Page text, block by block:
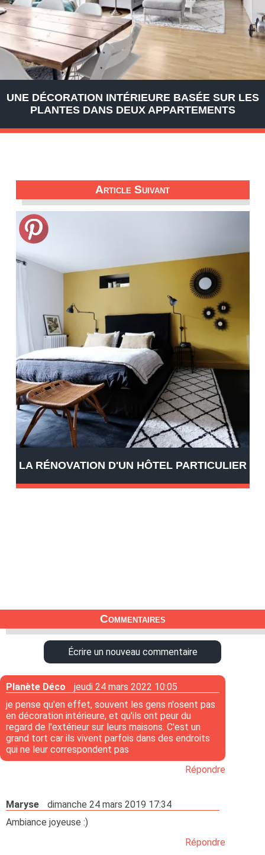
UNE DÉCORATION INTÉRIEURE BASÉE SUR LES
PLANTES DANS DEUX APPARTEMENTS
Article Suivant
LA RÉNOVATION D'UN HÔTEL PARTICULIER
Commentaires
Écrire un nouveau commentaire
Planète Déco
jeudi 24 mars 2022 10:05
je pense qu'en effet, souvent les gens n'osent pas
en décoration intérieure, et qu'ils ont peur du
regard de l'extérieur sur leurs maisons. C'est un
grand tort car ils vivent parfois dans des endroits
qui ne leur correspondent pas
Répondre
Maryse
dimanche 24 mars 2019 17:34
Ambiance joyeuse :)
Répondre